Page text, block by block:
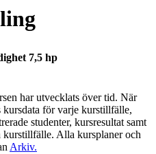
7,5 hp
har utvecklats över tid. När
kursdata för varje kurstillfälle,
studenter, kursresultat samt
kurstillfälle. Alla kursplaner och
Arkiv.